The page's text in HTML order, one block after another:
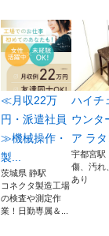
≪月収22万
円・派遣社員
≫機械操作・
製...
茨城県 静駅
コネクタ製造工場
の検査や測定作
業！日勤専属＆...
ハイチ
ウンタ
ア ラタ
宇都宮駅
傷、汚れ
あり